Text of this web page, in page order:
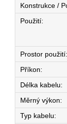
Konstrukce /
Použití:
Prostor použití:
Příkon:
Délka kabelu:
Měrný výkon:
Typ kabelu: